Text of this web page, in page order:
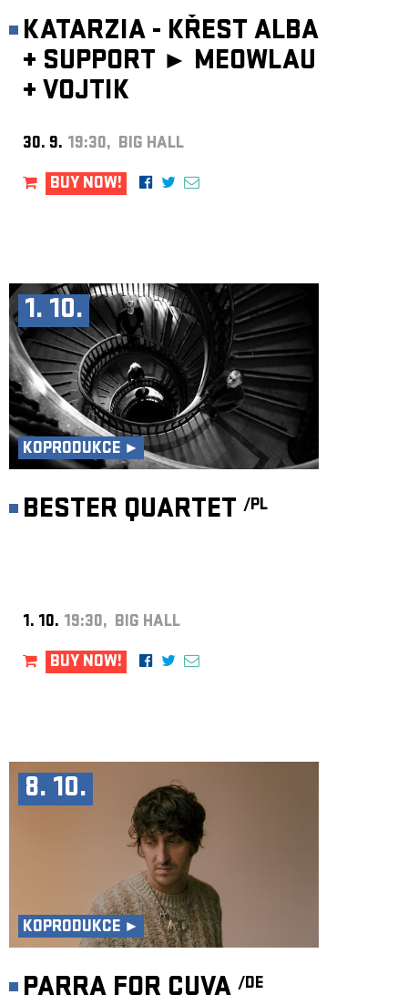
KATARZIA - KŘEST ALBA
+ SUPPORT ► MEOWLAU
+ VOJTIK
30. 9. 19:30, BIG HALL
BUY NOW!
1. 10.
KOPRODUKCE ►
BESTER QUARTET /PL
1. 10. 19:30, BIG HALL
BUY NOW!
8. 10.
KOPRODUKCE ►
PARRA FOR CUVA /DE